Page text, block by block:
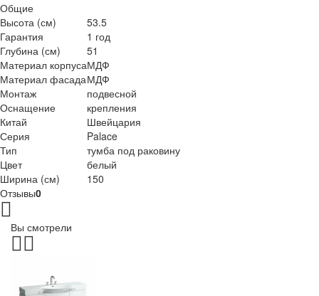
Общие
Высота (см)
53.5
Гарантия
1 год
Глубина (см)
51
Материал корпусаМДФ
Материал фасадаМДФ
Монтаж
подвесной
Оснащение
крепления
Китай
Швейцария
Серия
Palace
Тип
тумба под раковину
Цвет
белый
Ширина (см)
150
Отзывы0
Вы смотрели